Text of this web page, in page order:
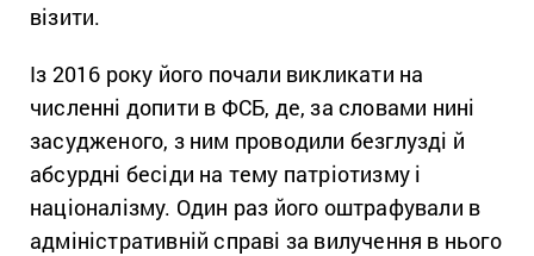
візити.
Із 2016 року його почали викликати на
численні допити в ФСБ, де, за словами нині
засудженого, з ним проводили безглузді й
абсурдні бесіди на тему патріотизму і
націоналізму. Один раз його оштрафували в
адміністративній справі за вилучення в нього